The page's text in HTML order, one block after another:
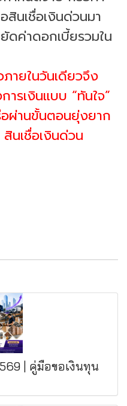
นเชื่อเงินด่วนมา
ดค่าดอกเบี้ยรวมใน
ายในวันเดียวจึง
รเงินแบบ “ทันใจ”
ผ่านขั้นตอนยุ่งยาก
นเชื่อเงินด่วน
| คู่มือขอเงินทุน